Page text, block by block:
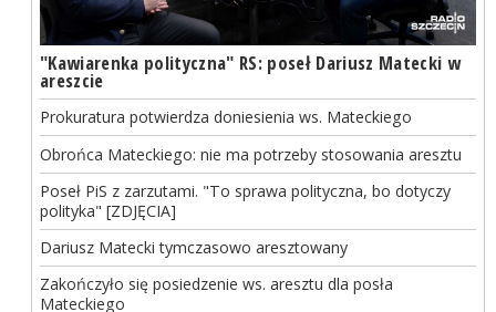
"Kawiarenka polityczna" RS: poseł Dariusz Matecki w
areszcie
Prokuratura potwierdza doniesienia ws. Mateckiego
Obrońca Mateckiego: nie ma potrzeby stosowania aresztu
Poseł PiS z zarzutami. "To sprawa polityczna, bo dotyczy
polityka" [ZDJĘCIA]
Dariusz Matecki tymczasowo aresztowany
Zakończyło się posiedzenie ws. aresztu dla posła
Mateckiego